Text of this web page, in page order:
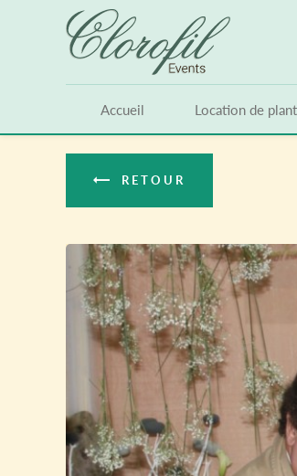
Accueil Location de
RETOUR
Panneau de gestion des cookies